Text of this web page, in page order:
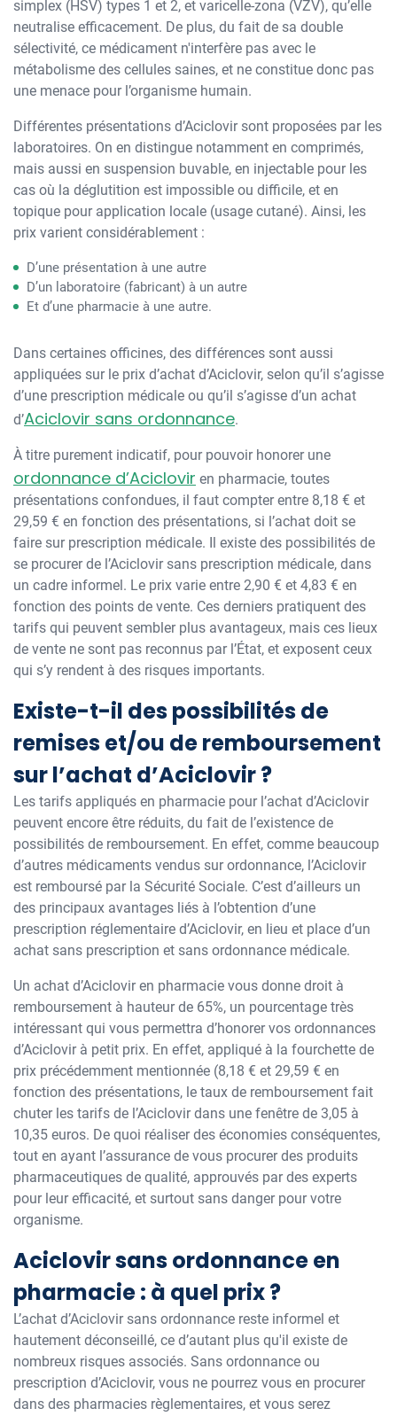
simplex (HSV) types 1 et 2, et varicelle-zona (VZV), qu’elle
neutralise efficacement. De plus, du fait de sa double
sélectivité, ce médicament n'interfère pas avec le
métabolisme des cellules saines, et ne constitue donc pas
une menace pour l’organisme humain.
Différentes présentations d’Aciclovir sont proposées par les
laboratoires. On en distingue notamment en comprimés,
mais aussi en suspension buvable, en injectable pour les
cas où la déglutition est impossible ou difficile, et en
topique pour application locale (usage cutané). Ainsi, les
prix varient considérablement :
D’une présentation à une autre
D’un laboratoire (fabricant) à un autre
Et d’une pharmacie à une autre.
Dans certaines officines, des différences sont aussi
appliquées sur le prix d’achat d’Aciclovir, selon qu’il s’agisse
d’une prescription médicale ou qu’il s’agisse d’un achat
d’Aciclovir sans ordonnance.
À titre purement indicatif, pour pouvoir honorer une
ordonnance d’Aciclovir en pharmacie, toutes
présentations confondues, il faut compter entre 8,18 € et
29,59 € en fonction des présentations, si l’achat doit se
faire sur prescription médicale. Il existe des possibilités de
se procurer de l’Aciclovir sans prescription médicale, dans
un cadre informel. Le prix varie entre 2,90 € et 4,83 € en
fonction des points de vente. Ces derniers pratiquent des
tarifs qui peuvent sembler plus avantageux, mais ces lieux
de vente ne sont pas reconnus par l’État, et exposent ceux
qui s’y rendent à des risques importants.
Existe-t-il des possibilités de
remises et/ou de remboursement
sur l’achat d’Aciclovir ?
Les tarifs appliqués en pharmacie pour l’achat d’Aciclovir
peuvent encore être réduits, du fait de l’existence de
possibilités de remboursement. En effet, comme beaucoup
d’autres médicaments vendus sur ordonnance, l’Aciclovir
est remboursé par la Sécurité Sociale. C’est d’ailleurs un
des principaux avantages liés à l’obtention d’une
prescription réglementaire d’Aciclovir, en lieu et place d’un
achat sans prescription et sans ordonnance médicale.
Un achat d’Aciclovir en pharmacie vous donne droit à
remboursement à hauteur de 65%, un pourcentage très
intéressant qui vous permettra d’honorer vos ordonnances
d’Aciclovir à petit prix. En effet, appliqué à la fourchette de
prix précédemment mentionnée (8,18 € et 29,59 € en
fonction des présentations, le taux de remboursement fait
chuter les tarifs de l’Aciclovir dans une fenêtre de 3,05 à
10,35 euros. De quoi réaliser des économies conséquentes,
tout en ayant l’assurance de vous procurer des produits
pharmaceutiques de qualité, approuvés par des experts
pour leur efficacité, et surtout sans danger pour votre
organisme.
Aciclovir sans ordonnance en
pharmacie : à quel prix ?
L’achat d’Aciclovir sans ordonnance reste informel et
hautement déconseillé, ce d’autant plus qu'il existe de
nombreux risques associés. Sans ordonnance ou
prescription d’Aciclovir, vous ne pourrez vous en procurer
dans des pharmacies règlementaires, et vous serez